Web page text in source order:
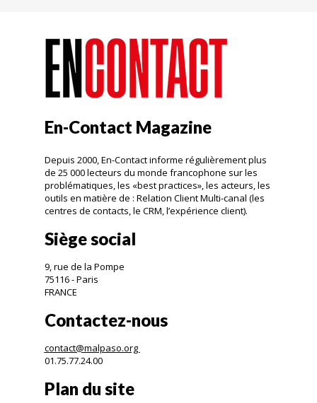
En-Contact Magazine
Depuis 2000, En-Contact informe régulièrement plus
de 25 000 lecteurs du monde francophone sur les
problématiques, les «best practices», les acteurs, les
outils en matière de : Relation Client Multi-canal (les
centres de contacts, le CRM, l’expérience client).
Siège social
9, rue de la Pompe
75116 - Paris
FRANCE
Contactez-nous
contact@malpaso.org
01.75.77.24.00
Plan du site